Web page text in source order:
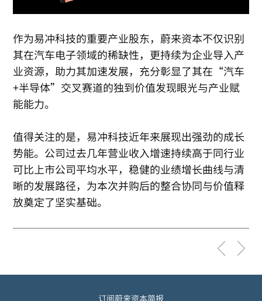
作为易冲科技的重要产业股东，蔚来资本不仅识别
其在汽车电子领域的稀缺性，更持续为企业导入产
业资源，助力其加速发展，充分彰显了其在“汽车
+半导体”交叉赛道的独到价值发现眼光与产业赋
能能力。
值得关注的是，易冲科技近年来展现出强劲的成长
势能。公司过去几年营业收入增速持续高于同行业
可比上市公司平均水平，稳健的业绩增长曲线与清
晰的发展路径，为本次并购后的整合协同与价值释
放奠定了坚实基础。
订阅蔚来资本简报